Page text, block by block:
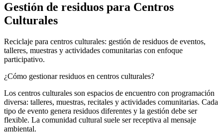
Gestión de residuos para Centros
Culturales
Reciclaje para centros culturales: gestión de residuos de eventos,
talleres, muestras y actividades comunitarias con enfoque
participativo.
¿Cómo gestionar residuos en centros culturales?
Los centros culturales son espacios de encuentro con programación
diversa: talleres, muestras, recitales y actividades comunitarias. Cada
tipo de evento genera residuos diferentes y la gestión debe ser
flexible. La comunidad cultural suele ser receptiva al mensaje
ambiental.